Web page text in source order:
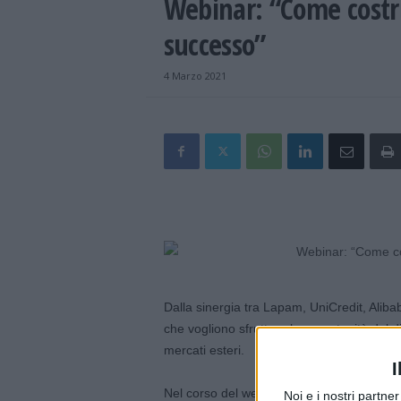
Noi e i nostri
Webinar: “Come
successo”
4 Marzo 2021
Dalla sinergia tra Lapam, UniCredit,
che vogliono sfruttare le opportunità del
mercati esteri.
Nel corso del webinar in programma